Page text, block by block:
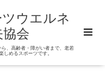
ウエルネ
協会
、高齢者・障がい者まで、老若
しめるスポーツです。